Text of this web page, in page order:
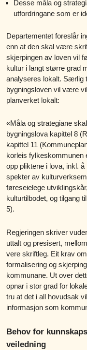
Desse måla og
utfordringane som er
Departementet foreslår
enn at den skal være
skjerpingen av loven vil
kultur i langt større grad
analyseres lokalt. Særlig
bygningsloven vil være
planverket lokalt:
«Måla og strategiane
bygningslova kapittel 8
kapittel 11
korleis fylkeskommunen
opp pliktene i lova, inkl.
spekter av
føreseielege
kulturtilbodet, og tilgang
5).
Regjeringen skriver
uttalt og presisert,
vere skriftleg. Eit krav
formalisering og
kommunane. Ut over
opnar i stor grad for
tru at det i all hovudsak
informasjon som
Behov for
veiledning